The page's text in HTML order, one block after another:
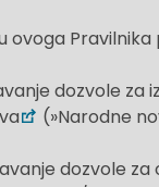
ovoga
dozvole za
(»Narodne
dozvole za